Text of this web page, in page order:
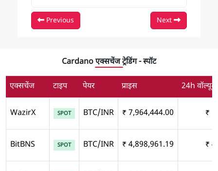
Previous Next
Cardano एक्सचेंज ट्रेडिंग - स्पॉट
एक्सचेंज टाइप पेयर प्राइस 24h वॉल्यूम
WazirX SPOT BTC/INR ₹ 7,964,444.00 ₹ 1
BitBNS SPOT BTC/INR ₹ 4,898,961.19 ₹ 4